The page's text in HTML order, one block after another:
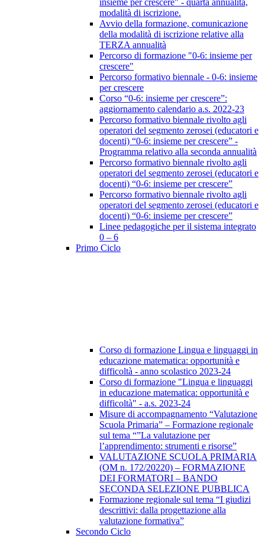
insieme per crescere" - quarta annualità,
modalità di iscrizione.
Avvio della formazione, comunicazione
della modalità di iscrizione relative alla
TERZA annualità
Percorso di formazione "0-6: insieme per
crescere"
Percorso formativo biennale - 0-6: insieme
per crescere
Corso “0-6: insieme per crescere”:
aggiornamento calendario a.s. 2022-23
Percorso formativo biennale rivolto agli
operatori del segmento zerosei (educatori e
docenti) “0-6: insieme per crescere” -
Programma relativo alla seconda annualità
Percorso formativo biennale rivolto agli
operatori del segmento zerosei (educatori e
docenti) “0-6: insieme per crescere”
Percorso formativo biennale rivolto agli
operatori del segmento zerosei (educatori e
docenti) “0-6: insieme per crescere”
Linee pedagogiche per il sistema integrato
0 – 6
Primo Ciclo
Corso di formazione Lingua e linguaggi in
educazione matematica: opportunità e
difficoltà - anno scolastico 2023-24
Corso di formazione "Lingua e linguaggi
in educazione matematica: opportunità e
difficoltà" - a.s. 2023-24
Misure di accompagnamento “Valutazione
Scuola Primaria” – Formazione regionale
sul tema “”La valutazione per
l’apprendimento: strumenti e risorse”
VALUTAZIONE SCUOLA PRIMARIA
(OM n. 172/20220) – FORMAZIONE
DEI FORMATORI – BANDO
SECONDA SELEZIONE PUBBLICA
Formazione regionale sul tema “I giudizi
descrittivi: dalla progettazione alla
valutazione formativa”
Secondo Ciclo